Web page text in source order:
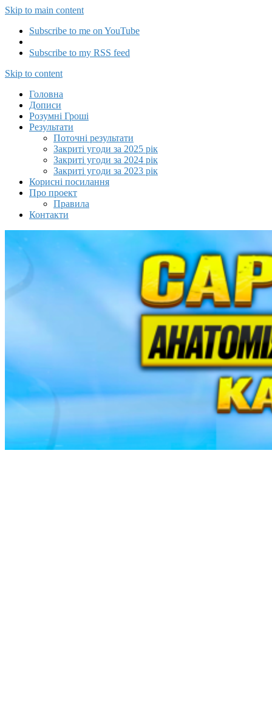
Skip to main content
Subscribe to me on YouTube
Subscribe to my RSS feed
Capitalizator UA
Skip to content
Головна
Дописи
Розумні Гроші
Результати
Поточні результати
Закриті угоди за 2025 рік
Закриті угоди за 2024 рік
Закриті угоди за 2023 рік
Корисні посилання
Про проект
Правила
Контакти